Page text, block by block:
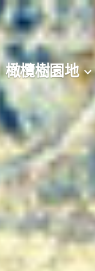
橄欖樹園地